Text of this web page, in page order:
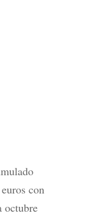
con
octubre